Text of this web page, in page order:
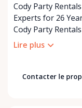
Cody Party
Experts for 26 Years Celebrating 26 years in
Cody Party
things party and event rentals.
partner of Rent
At Cody Party
sharing—giving
Lire plus
Contacter le